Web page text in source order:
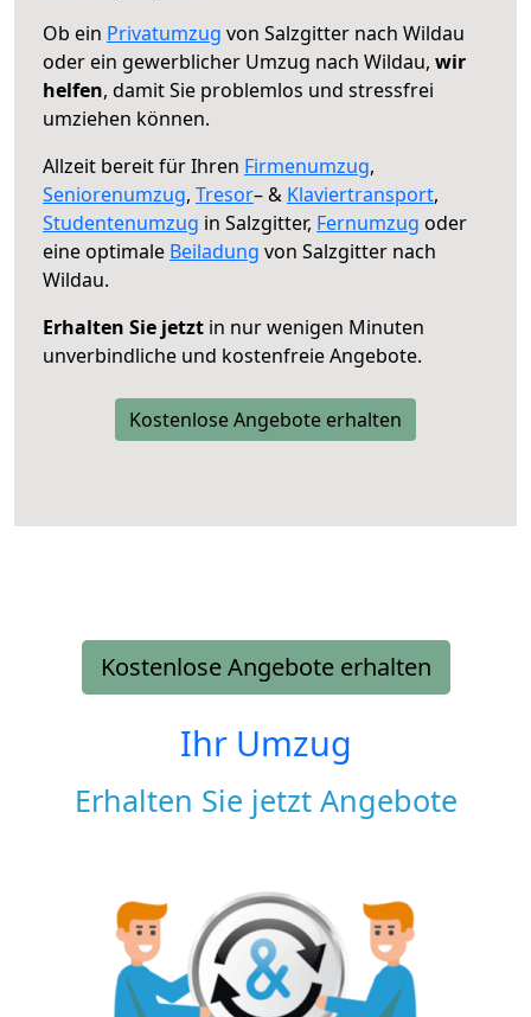
Ob ein Privatumzug von Salzgitter nach Wildau
oder ein gewerblicher Umzug nach Wildau, wir
helfen, damit Sie problemlos und stressfrei
umziehen können.
Allzeit bereit für Ihren Firmenumzug,
Seniorenumzug, Tresor– & Klaviertransport,
Studentenumzug in Salzgitter, Fernumzug oder
eine optimale Beiladung von Salzgitter nach
Wildau.
Erhalten Sie jetzt in nur wenigen Minuten
unverbindliche und kostenfreie Angebote.
Kostenlose Angebote erhalten
Kostenlose Angebote erhalten
Ihr Umzug
Erhalten Sie jetzt Angebote